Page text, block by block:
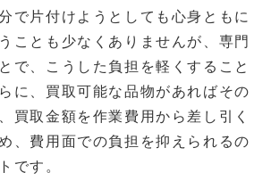
で片付けようとしても心身ともに
ことも少なくありませんが、専門
で、こうした負担を軽くすること
に、買取可能な品物があればその
買取金額を作業費用から差し引く
、費用面での負担を抑えられるの
です。